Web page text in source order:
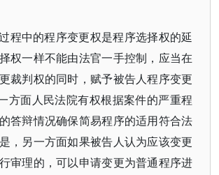
程中的程序变更权是程序选择权的延
权一样不能由法官一手控制，应当在
裁判权的同时，赋予被告人程序变更
方面人民法院有权根据案件的严重程
答辩情况确保简易程序的适用符合法
，另一方面如果被告人认为应该变更
审理的，可以申请变更为普通程序进